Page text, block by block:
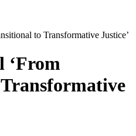
to Transformative Justice’
‘From